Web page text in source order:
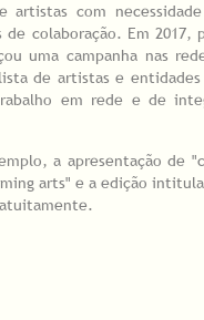
com
colaboração. Em 2017,
uma campanha nas
de artistas e
em rede e de
a apresentação de
arts" e a edição